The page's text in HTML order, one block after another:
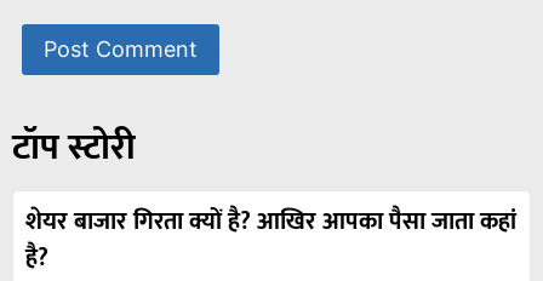
टॉप स्टोरी
शेयर बाजार गिरता क्यों है? आखिर आपका पैसा जाता कहां
है?